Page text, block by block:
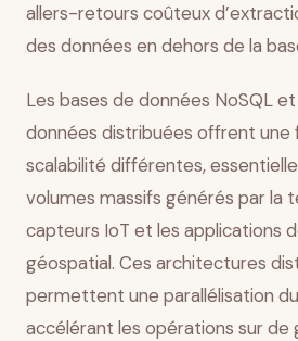
allers-retours coûteux
des données en dehors de la
Les bases de données NoSQL
données distribuées offrent une
scalabilité différentes,
volumes massifs générés par la
capteurs IoT et les applications
géospatial. Ces architectures
permettent une parallélisation
accélérant les opérations sur de